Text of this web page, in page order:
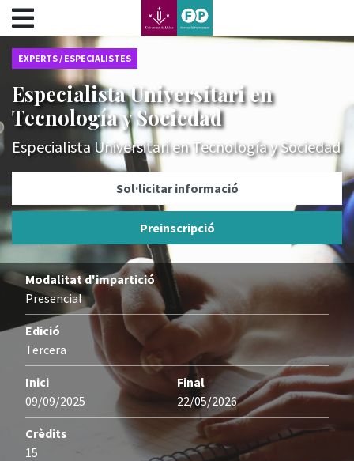
???label.access.jump.content???
???label.access.jump.header???
???label.access.jump.footer???
???label.access.jump.menu???
EXPERTS / ESPECIALISTES
Especialista Universitari en
Tecnología y Sociedad
Especialista Universitari en Tecnología y Sociedad
Sol·licitar informació
Preinscripció
Modalitat d'impartició
Presencial
Edició
Tercera
Inici
09/09/2025
Final
22/05/2026
Crèdits
15